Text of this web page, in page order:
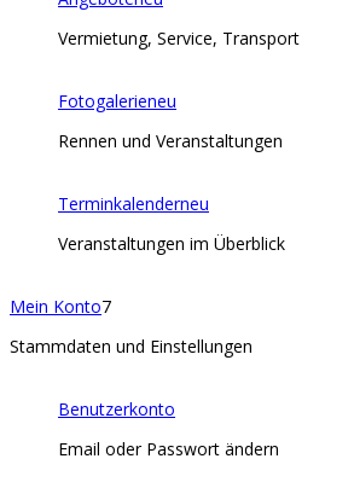
Vermietung, Service, Transport
Fotogalerieneu
Rennen und Veranstaltungen
Terminkalenderneu
Veranstaltungen im Überblick
Mein Konto7
Stammdaten und Einstellungen
Benutzerkonto
Email oder Passwort ändern